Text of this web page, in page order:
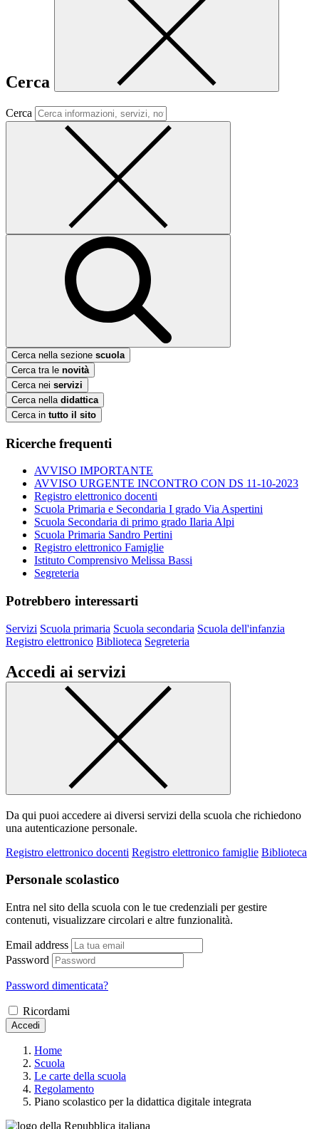
Cerca
Cerca
Cerca nella sezione scuola
Cerca tra le novità
Cerca nei servizi
Cerca nella didattica
Cerca in tutto il sito
Ricerche frequenti
AVVISO IMPORTANTE
AVVISO URGENTE INCONTRO CON DS 11-10-2023
Registro elettronico docenti
Scuola Primaria e Secondaria I grado Via Aspertini
Scuola Secondaria di primo grado Ilaria Alpi
Scuola Primaria Sandro Pertini
Registro elettronico Famiglie
Istituto Comprensivo Melissa Bassi
Segreteria
Potrebbero interessarti
Servizi Scuola primaria Scuola secondaria Scuola dell'infanzia
Registro elettronico Biblioteca Segreteria
Accedi ai servizi
Da qui puoi accedere ai diversi servizi della scuola che richiedono
una autenticazione personale.
Registro elettronico docenti Registro elettronico famiglie Biblioteca
Personale scolastico
Entra nel sito della scuola con le tue credenziali per gestire
contenuti, visualizzare circolari e altre funzionalità.
Email address
Password
Password dimenticata?
Ricordami
Accedi
Home
Scuola
Le carte della scuola
Regolamento
Piano scolastico per la didattica digitale integrata